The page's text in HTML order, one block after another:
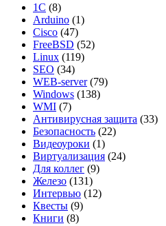
1С (8)
Arduino (1)
Cisco (47)
FreeBSD (52)
Linux (119)
SEO (34)
WEB-server(79)
Windows (138)
WMI (7)
Антивирусная защита (33)
Безопасность (22)
Видеоуроки (1)
Виртуализация (24)
Для коллег (9)
Железо (131)
Интервью (12)
Квесты (9)
Книги (8)